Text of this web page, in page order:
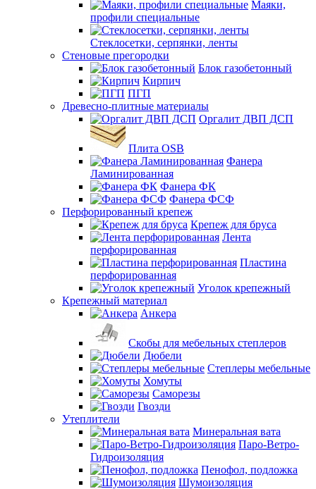
Маяки,
профили специальные
Стеклосетки, серпянки, ленты
Стеновые прегородки
Блок газобетонный
Кирпич
ПГП
Древесно-плитные материалы
Оргалит ДВП ДСП
Плита OSB
Фанера
Ламинированная
Фанера ФК
Фанера ФСФ
Перфорированный крепеж
Крепеж для бруса
Лента
перфорированная
Пластина
перфорированная
Уголок крепежный
Крепежный материал
Анкера
Скобы для мебельных степлеров
Дюбели
Степлеры мебельные
Хомуты
Саморезы
Гвозди
Утеплители
Минеральная вата
Паро-Ветро-
Гидроизоляция
Пенофол, подложка
Шумоизоляция